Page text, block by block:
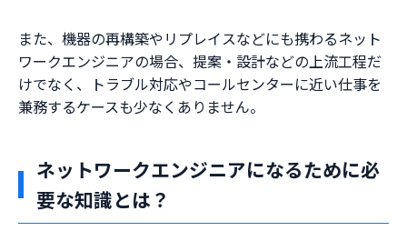
また、機器の再構築やリプレイスなどにも携わるネット
ワークエンジニアの場合、提案・設計などの上流工程だ
けでなく、トラブル対応やコールセンターに近い仕事を
兼務するケースも少なくありません。
ネットワークエンジニアになるために必
要な知識とは？